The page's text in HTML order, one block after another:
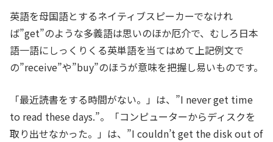
英語を母国語とするネイティブスピーカーでなけれ
ば”get”のような多義語は思いのほか厄介で、むしろ日本
語一語にしっくりくる英単語を当てはめて上記例文で
の”receive”や”buy”のほうが意味を把握し易いものです。
「最近読書をする時間がない。」は、”I never get time
to read these days.”。「コンピューターからディスクを
取り出せなかった。」は、”I couldn’t get the disk out of